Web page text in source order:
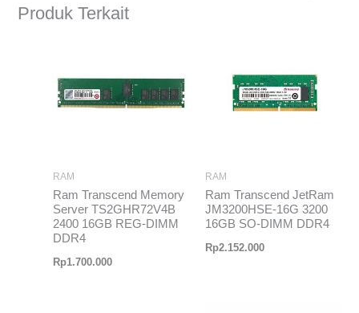
Produk Terkait
RAM
Ram Transcend Memory
Server TS2GHR72V4B
2400 16GB REG-DIMM
DDR4
Rp1.700.000
RAM
Ram Transcend JetRam
JM3200HSE-16G 3200
16GB SO-DIMM DDR4
Rp2.152.000